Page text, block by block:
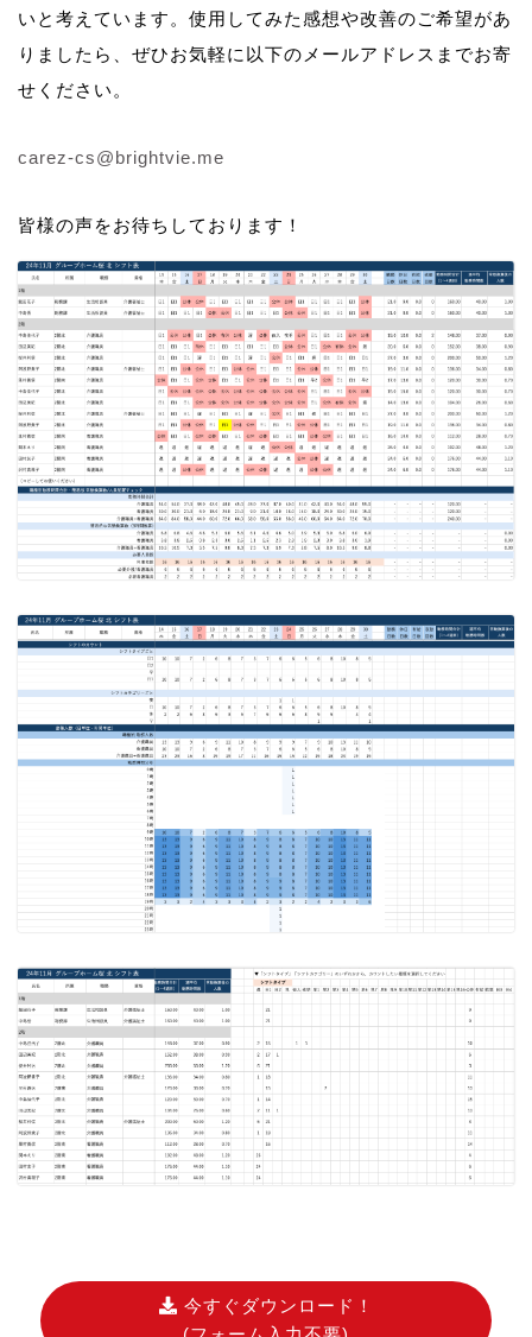
いと考えています。使用してみた感想や改善のご希望があ
りましたら、ぜひお気軽に以下のメールアドレスまでお寄
せください。
carez-cs@brightvie.me
皆様の声をお待ちしております！
今すぐダウンロード！